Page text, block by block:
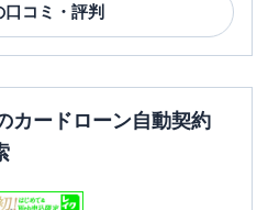
口コミ・評判
カードローン自動契約